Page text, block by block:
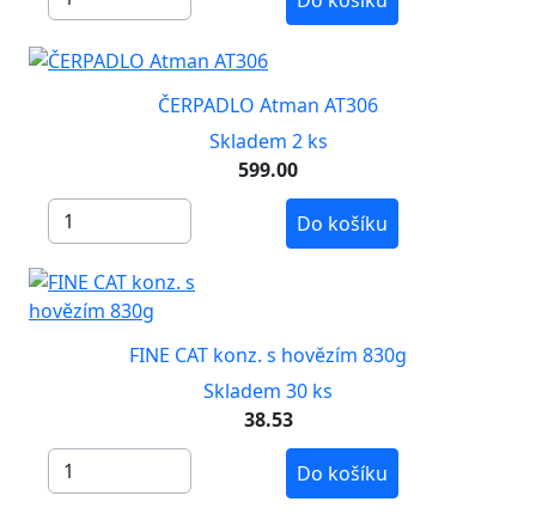
ČERPADLO Atman AT306
Skladem 2 ks
599.00
Do košíku
FINE CAT konz. s hovězím 830g
Skladem 30 ks
38.53
Do košíku